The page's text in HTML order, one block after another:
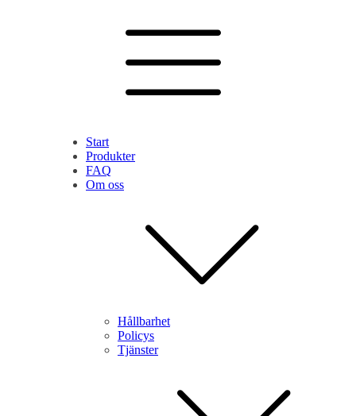
Start
Produkter
FAQ
Om oss
Hållbarhet
Policys
Tjänster